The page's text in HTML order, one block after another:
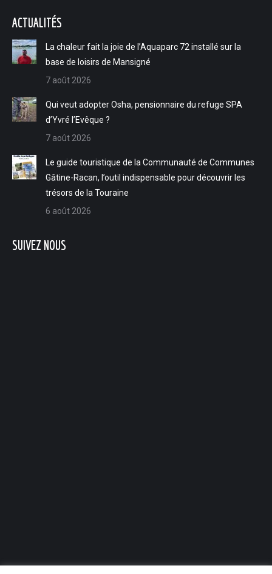
opens
in
new
opens
new
opens
in
new
new
ACTUALITÉS
La chaleur fait la joie de l’Aquaparc 72 installé sur la
base de loisirs de Mansigné
7 août 2026
Qui veut adopter Osha, pensionnaire du refuge SPA
d’Yvré l’Evêque ?
7 août 2026
Le guide touristique de la Communauté de Communes
Gâtine-Racan, l’outil indispensable pour découvrir les
trésors de la Touraine
6 août 2026
SUIVEZ NOUS